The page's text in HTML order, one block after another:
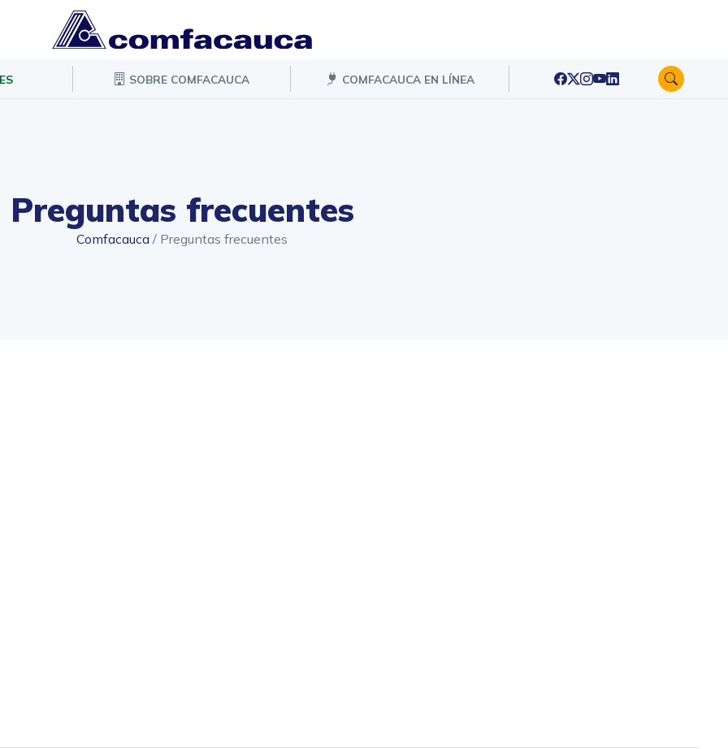
SOBRE COMFACAUCA COMFACAUCA EN LÍNEA
Preguntas frecuentes
Comfacauca / Preguntas frecuentes